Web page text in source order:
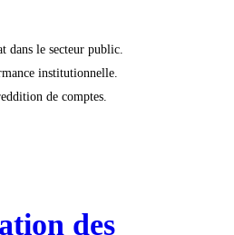
dans le secteur public.
institutionnelle.
de comptes.
des